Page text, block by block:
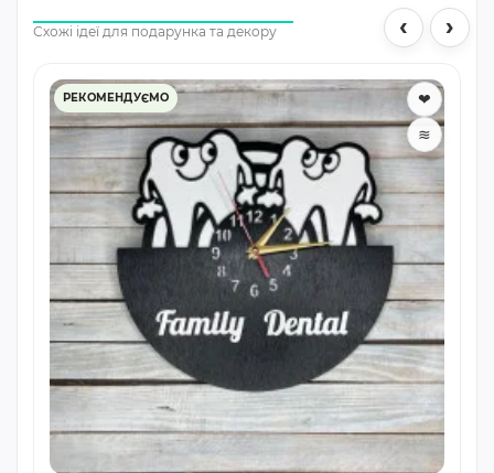
Схожі ідеї для подарунка та декору ‹
РЕКОМЕНДУЄМО
❤
≋
›